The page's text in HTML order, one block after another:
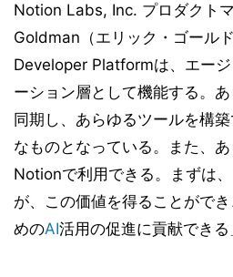
Notion Labs, Inc. プロダクト
Goldman（エリック・ゴール
Developer Platformは、エー
ーション層として機能する。
同期し、あらゆるツールを構
なものとなっている。また、
Notionで利用できる。まずは
が、この価値を得ることがで
めのAI活用の促進に貢献できる